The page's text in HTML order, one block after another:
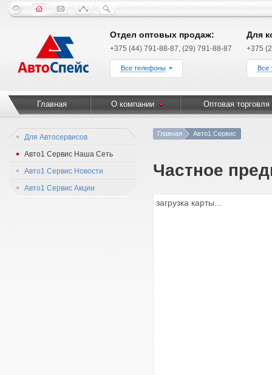
Отдел оптовых продаж:
+375 (44) 791-88-87, (29) 791-88-87
Все телефоны
Для
+375
Все
Главная О компании Оптовая торговля
Для Автосервисов
Авто1 Сервис Наша Сеть
Авто1 Сервис Новости
Авто1 Сервис Акции
Главная Авто1 Сервис
Частное
загрузка карты...